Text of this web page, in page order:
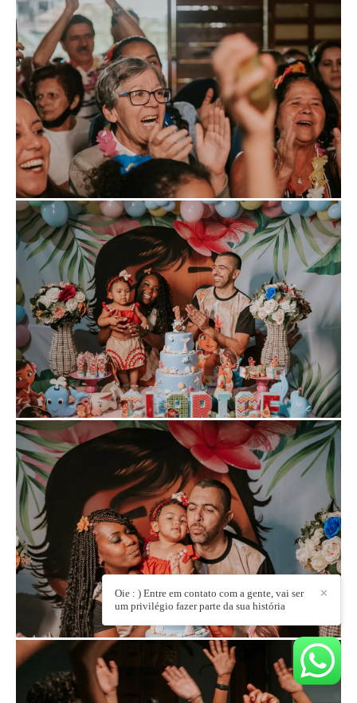
✕
Oie : ) Entre em contato com a gente, vai ser
um privilégio fazer parte da sua história